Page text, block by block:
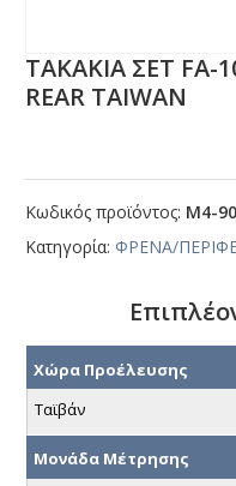
ΤΑΚΑΚΙΑ ΣΕΤ FΑ-
RΕΑR ΤΑΙWΑΝ
Κωδικός προϊόντος: Μ4-
Κατηγορία: ΦΡΕΝΑ/
Χώρα Προέλευσης
Ταϊβάν
Μονάδα Μέτρησης